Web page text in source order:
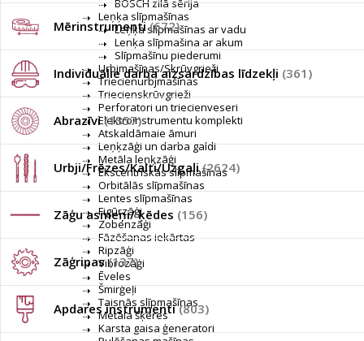
Mērinstrumenti(672)
Individuālie darba aizsardzības līdzekļi (361)
Abrazīvi(1357)
Urbji/Frēzes/Kalti/Uzgaļi(2624)
Zāģu asmeņi/ ķēdes (156)
Zāģripas(137)
Apdares instrumenti(803)
BOSCH zilā sērija
Leņķa slīpmašīnas
Leņķa slīpmašīnas ar vadu
Lenķa slīpmašina ar akum
Slīpmašīnu piederumi
Urbjmašīnas/Skrūvgrieži
Triecienurbjmašīnas
Triecienskrūvgrieži
Perforatori un triecienveseri
Elektroinstrumentu komplekti
Atskaldāmaie āmuri
Leņķzāģi un darba galdi
Metāla leņķzāģi
Ekscentriskās slīpmašīnas
Orbitālās slīpmašīnas
Lentes slīpmašīnas
Figūrzāģi
Zobenzāģi
Fāzēšanas iekārtas
Ripzāģi
Vibrozāģi
Ēveles
Šmirģeļi
Taisnās slīpmašīnas
Metāla šķēres
Karsta gaisa ģeneratori